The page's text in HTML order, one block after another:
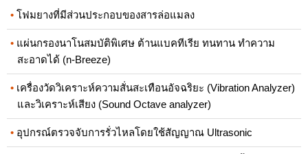
โฟมยางที่มีส่วนประกอบของสารล่อแมลง
แผ่นกรองนาโนสมบัติพิเศษ ต้านแบคทีเรีย ทนทาน ทำความ
สะอาดได้ (n-Breeze)
เครื่องวัดวิเคราะห์ความสั่นสะเทือนอัจฉริยะ (Vibration Analyzer)
และวิเคราะห์เสียง (Sound Octave analyzer)
อุปกรณ์ตรวจจับการรั่วไหลโดยใช้สัญญาณ Ultrasonic